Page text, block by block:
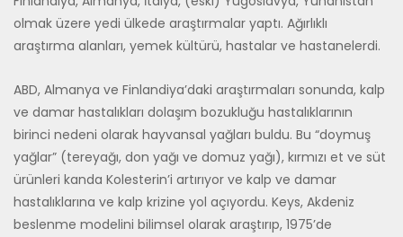
olmak üzere yedi ülkede araştırmalar yaptı. Ağırlıklı
araştırma alanları, yemek kültürü, hastalar ve hastanelerdi.
ABD, Almanya ve Finlandiya’daki araştırmaları sonunda, kalp
ve damar hastalıkları dolaşım bozukluğu hastalıklarının
birinci nedeni olarak hayvansal yağları buldu. Bu “doymuş
yağlar” (tereyağı, don yağı ve domuz yağı), kırmızı et ve süt
ürünleri kanda Kolesterin’i artırıyor ve kalp ve damar
hastalıklarına ve kalp krizine yol açıyordu. Keys, Akdeniz
beslenme modelini bilimsel olarak araştırıp, 1975’de